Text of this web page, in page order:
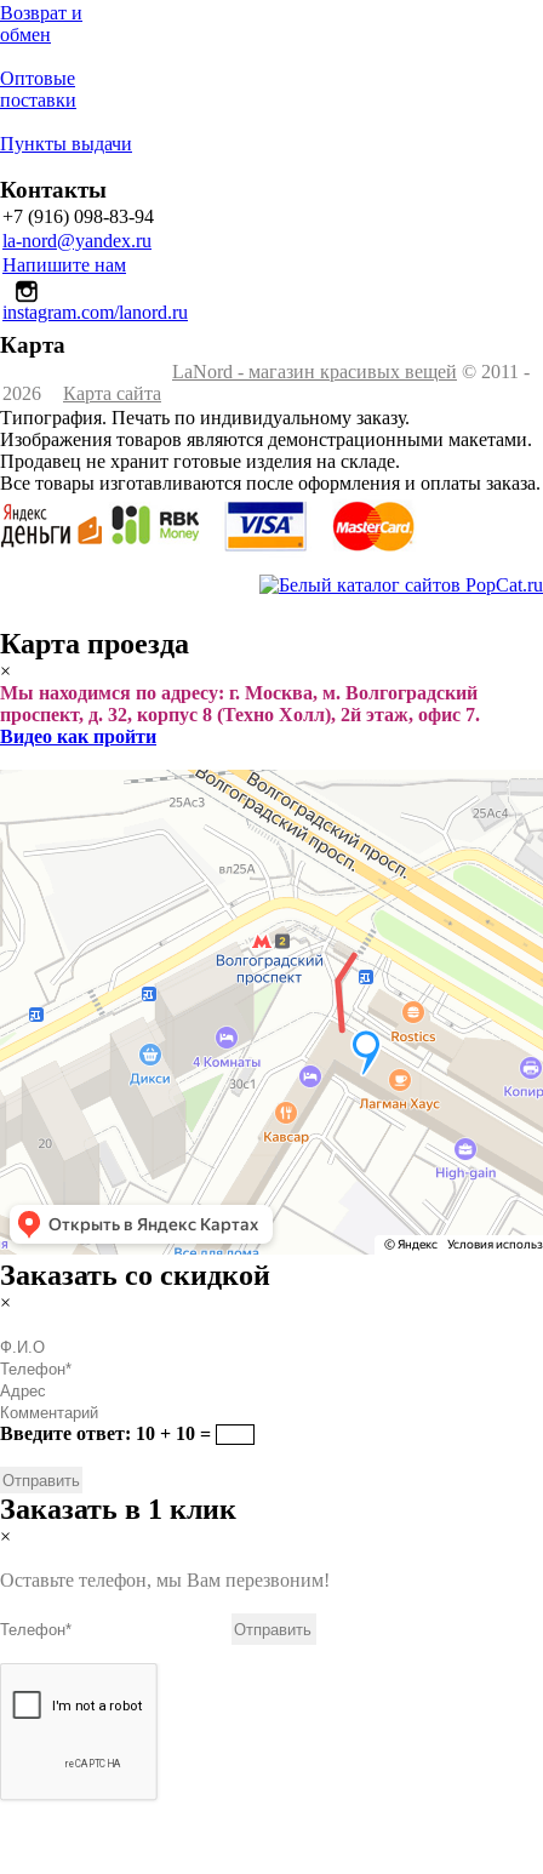
Возврат и
обмен
Оптовые
поставки
Пункты выдачи
Контакты
+7 (916) 098-83-94
la-nord@yandex.ru
Напишите нам
instagram.com/lanord.ru
Карта
LaNord - магазин красивых вещей © 2011 -
2026
Карта сайта
Типография. Печать по индивидуальному заказу.
Изображения товаров являются демонстрационными макетами.
Продавец не хранит готовые изделия на складе.
Все товары изготавливаются после оформления и оплаты заказа.
Карта проезда
×
Мы находимся по адресу: г. Москва, м. Волгоградский
проспект, д. 32, корпус 8 (Техно Холл), 2й этаж, офис 7.
Видео как пройти
Заказать со скидкой
×
Введите ответ: 10 + 10 =
Заказать в 1 клик
×
Оставьте телефон, мы Вам перезвоним!